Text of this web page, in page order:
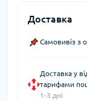
Доставка
Самовивіз з
Доставка у
тарифами
1-3 дні